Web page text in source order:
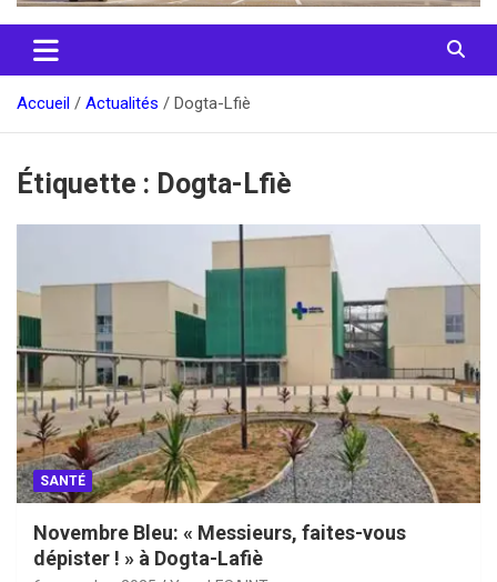
Accueil Actualités Dogta-Lfiè
Étiquette : Dogta-Lfiè
SANTÉ
Novembre Bleu: « Messieurs, faites-vous
dépister ! » à Dogta-Lafiè